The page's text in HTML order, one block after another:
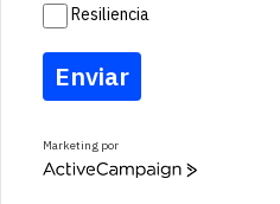
Resiliencia
Enviar
Marketing por
A